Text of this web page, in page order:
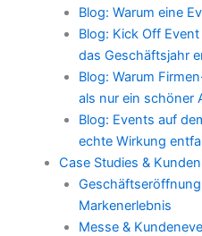
Blog: Warum eine
Blog: Kick Off
das Geschäftsjahr
Blog: Warum
als nur ein schöner
Blog: Events auf
echte Wirkung
Case Studies &
Markenerlebnis
Messe &